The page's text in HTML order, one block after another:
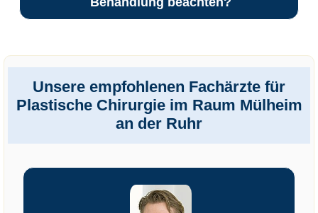
Unsere empfohlenen Fachärzte für
Plastische Chirurgie im Raum Mülheim
an der Ruhr